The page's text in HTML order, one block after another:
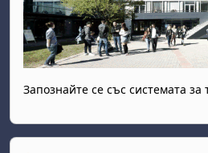
Запознайте се със системата
Прескочи Академична етика